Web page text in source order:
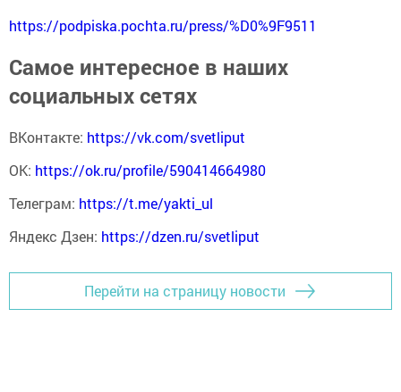
https://podpiska.pochta.ru/press/%D0%9F9511
Самое интересное в наших
социальных сетях
ВКонтакте: https://vk.com/svetliput
ОК: https://ok.ru/profile/590414664980
Телеграм: https://t.me/yakti_ul
Яндекс Дзен: https://dzen.ru/svetliput
Перейти на страницу новости